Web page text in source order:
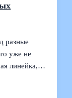
разные
уже не
линейка,…